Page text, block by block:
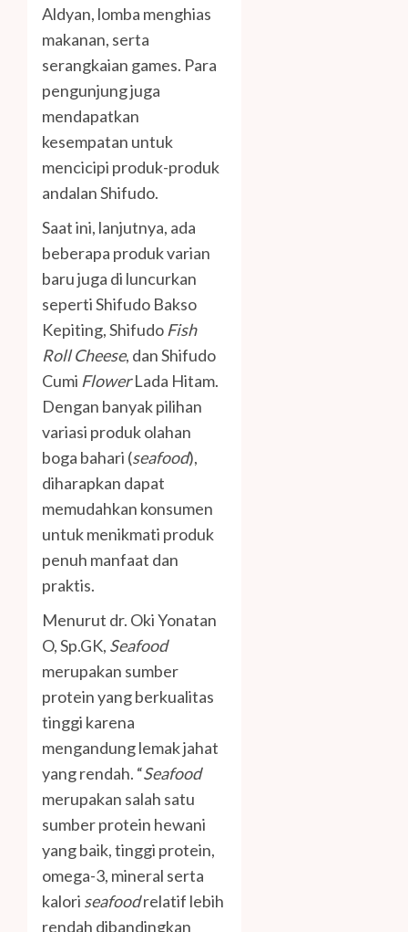
Aldyan, lomba menghias
makanan, serta
serangkaian games. Para
pengunjung juga
mendapatkan
kesempatan untuk
mencicipi produk-produk
andalan Shifudo.
Saat ini, lanjutnya, ada
beberapa produk varian
baru juga di luncurkan
seperti Shifudo Bakso
Kepiting, Shifudo Fish
Roll Cheese, dan Shifudo
Cumi FlowerLada Hitam.
Dengan banyak pilihan
variasi produk olahan
boga bahari (seafood),
diharapkan dapat
memudahkan konsumen
untuk menikmati produk
penuh manfaat dan
praktis.
Menurut dr. Oki Yonatan
O, Sp.GK, Seafood
merupakan sumber
protein yang berkualitas
tinggi karena
mengandung lemak jahat
yang rendah. “Seafood
merupakan salah satu
sumber protein hewani
yang baik, tinggi protein,
omega-3, mineral serta
kalori seafoodrelatif lebih
rendah dibandingkan